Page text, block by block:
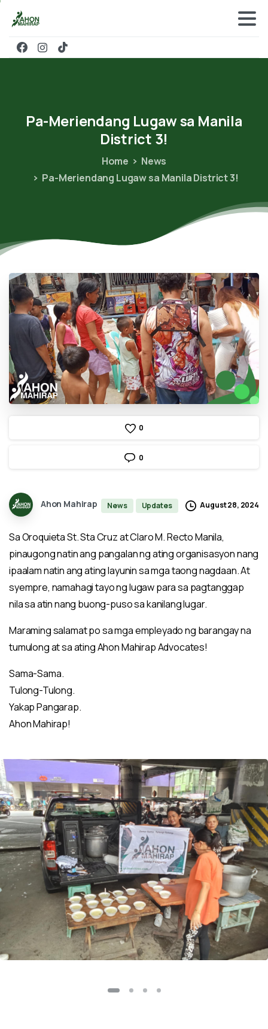
Pa-Meriendang Lugawsa Manila
District 3!
Home
News
Pa-Meriendang Lugaw sa Manila District 3!
0
0
Ahon Mahirap News Updates August 28, 2024
Sa Oroquieta St. Sta Cruz at Claro M. Recto Manila,
pinaugong natin ang pangalan ng ating organisasyon nang
ipaalam natin ang ating layunin sa mga taong nagdaan. At
syempre, namahagi tayo ng lugaw para sa pagtanggap
nila sa atin nang buong-puso sa kanilang lugar.
Maraming salamat po sa mga empleyado ng barangay na
tumulong at sa ating Ahon Mahirap Advocates!
Sama-Sama.
Tulong-Tulong.
Yakap Pangarap.
Ahon Mahirap!